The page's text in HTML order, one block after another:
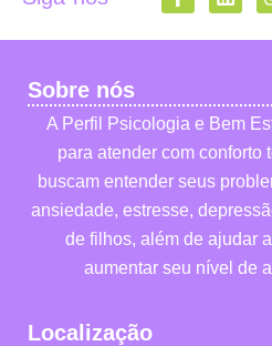
Sobre nós
A Perfil Psicologia e Bem
para atender com conforto
buscam entender seus
ansiedade, estresse,
de filhos, além de ajudar
aumentar seu nível de
Localização